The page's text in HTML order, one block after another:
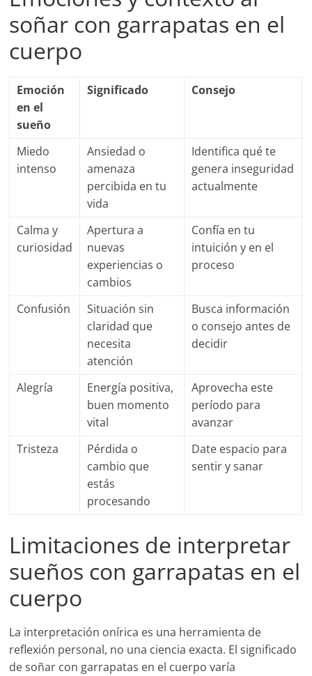
soñar con garrapatas en el
cuerpo
Emoción
en el
sueño
Significado Consejo
Miedo
intenso
Ansiedad o
amenaza
percibida en tu
vida
Identifica qué te
genera inseguridad
actualmente
Calma y
curiosidad
Apertura a
nuevas
experiencias o
cambios
Confía en tu
intuición y en el
proceso
Confusión
Situación sin
claridad que
necesita
atención
Busca información
o consejo antes de
decidir
Alegría
Energía positiva,
buen momento
vital
Aprovecha este
período para
avanzar
Tristeza
Pérdida o
cambio que
estás
procesando
Date espacio para
sentir y sanar
Limitaciones de interpretar
sueños con garrapatas en el
cuerpo
La interpretación onírica es una herramienta de
reflexión personal, no una ciencia exacta. El significado
de soñar con garrapatas en el cuerpo varía